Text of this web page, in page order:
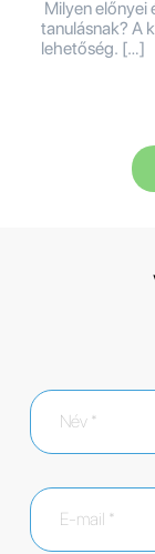
Milyen előnyei
tanulásnak? A
lehetőség. […]